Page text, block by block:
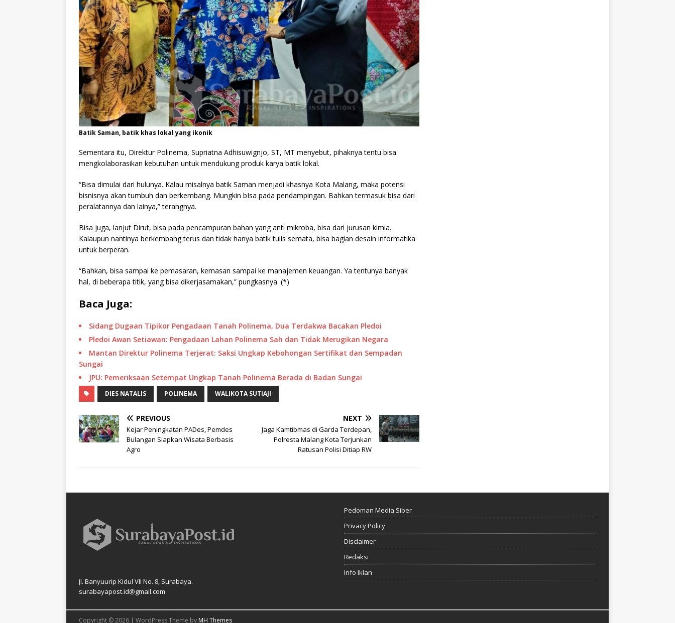
Batik Saman, batik khas lokal yang ikonik
Sementara itu, Direktur Polinema, Supriatna Adhisuwignjo, ST, MT menyebut, pihaknya tentu bisa
mengkolaborasikan kebutuhan untuk mendukung produk karya batik lokal.
“Bisa dimulai dari hulunya. Kalau misalnya batik Saman menjadi khasnya Kota Malang, maka potensi
bisnisnya akan tumbuh dan berkembang. Mungkin bIsa pada pendampingan. Bahkan termasuk bisa dari
peralatannya dan lainya,” terangnya.
Bisa juga, lanjut Dirut, bisa pada pencampuran bahan yang anti mikroba, bisa dari jurusan kimia.
Kalaupun nantinya berkembang terus dan tidak hanya batik tulis semata, bisa bagian desain informatika
untuk berperan.
“Bahkan, bisa sampai ke pemasaran, kemasan sampai ke manajemen keuangan. Ya tentunya banyak
hal, di beberapa titik, yang bisa dikerjasamakan,” pungkasnya. (*)
Baca Juga:
Sidang Dugaan Tipikor Pengadaan Tanah Polinema, Dua Terdakwa Bacakan Pledoi
Pledoi Awan Setiawan: Pengadaan Lahan Polinema Sah dan Tidak Merugikan Negara
Mantan Direktur Polinema Terjerat: Saksi Ungkap Kebohongan Sertifikat dan Sempadan
Sungai
JPU: Pemeriksaan Setempat Ungkap Tanah Polinema Berada di Badan Sungai
DIES NATALIS POLINEMA WALIKOTA SUTIAJI
PREVIOUS
Kejar Peningkatan PADes, Pemdes
Bulangan Siapkan Wisata Berbasis
Agro
NEXT
Jaga Kamtibmas di Garda Terdepan,
Polresta Malang Kota Terjunkan
Ratusan Polisi Ditiap RW
Jl. Banyuurip Kidul VII No. 8, Surabaya.
surabayapost.id@gmail.com
Pedoman Media Siber
Privacy Policy
Disclaimer
Redaksi
Info Iklan
Copyright © 2026 | WordPress Theme by MH Themes